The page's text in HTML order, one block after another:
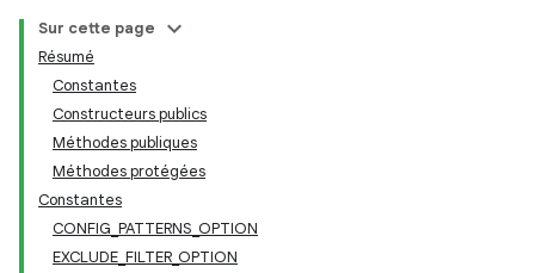
Sur cette page
Résumé
Constantes
Constructeurs publics
Méthodes publiques
Méthodes protégées
Constantes
CONFIG_PATTERNS_OPTION
EXCLUDE_FILTER_OPTION